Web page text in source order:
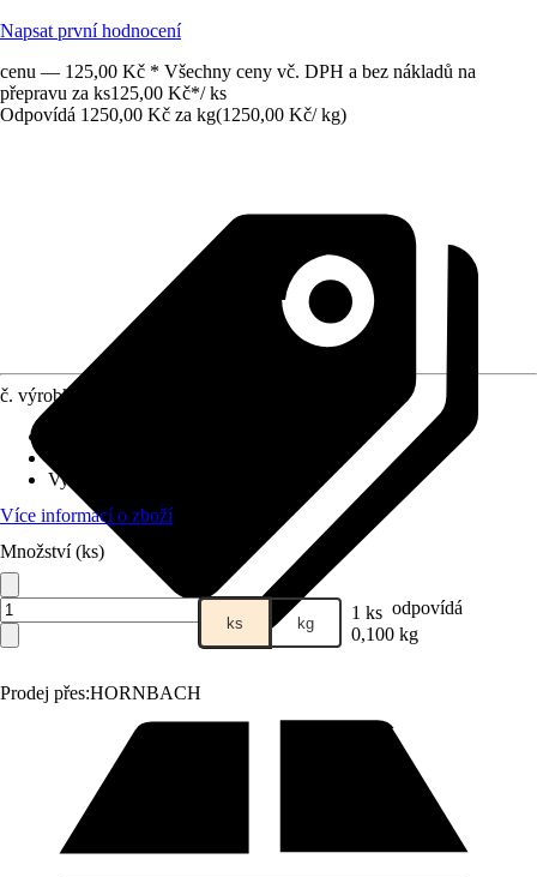
Napsat první hodnocení
cenu — 125,00 Kč * Všechny ceny vč. DPH a bez nákladů na
přepravu za ks125,00 Kč*/ ks
Odpovídá 1250,00 Kč za kg(1250,00 Kč/ kg)
Prodej přes:HORNBACH
č. výrobku
Využití
Více informací o zboží
Množství (ks)
ks kg 1 ks odpovídá
0,100 kg